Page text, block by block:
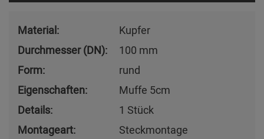
Material:
Kupfer
Durchmesser (DN):
100 mm
Form:
rund
Eigenschaften:
Muffe 5cm
Details:
1 Stück
Montageart:
Steckmontage